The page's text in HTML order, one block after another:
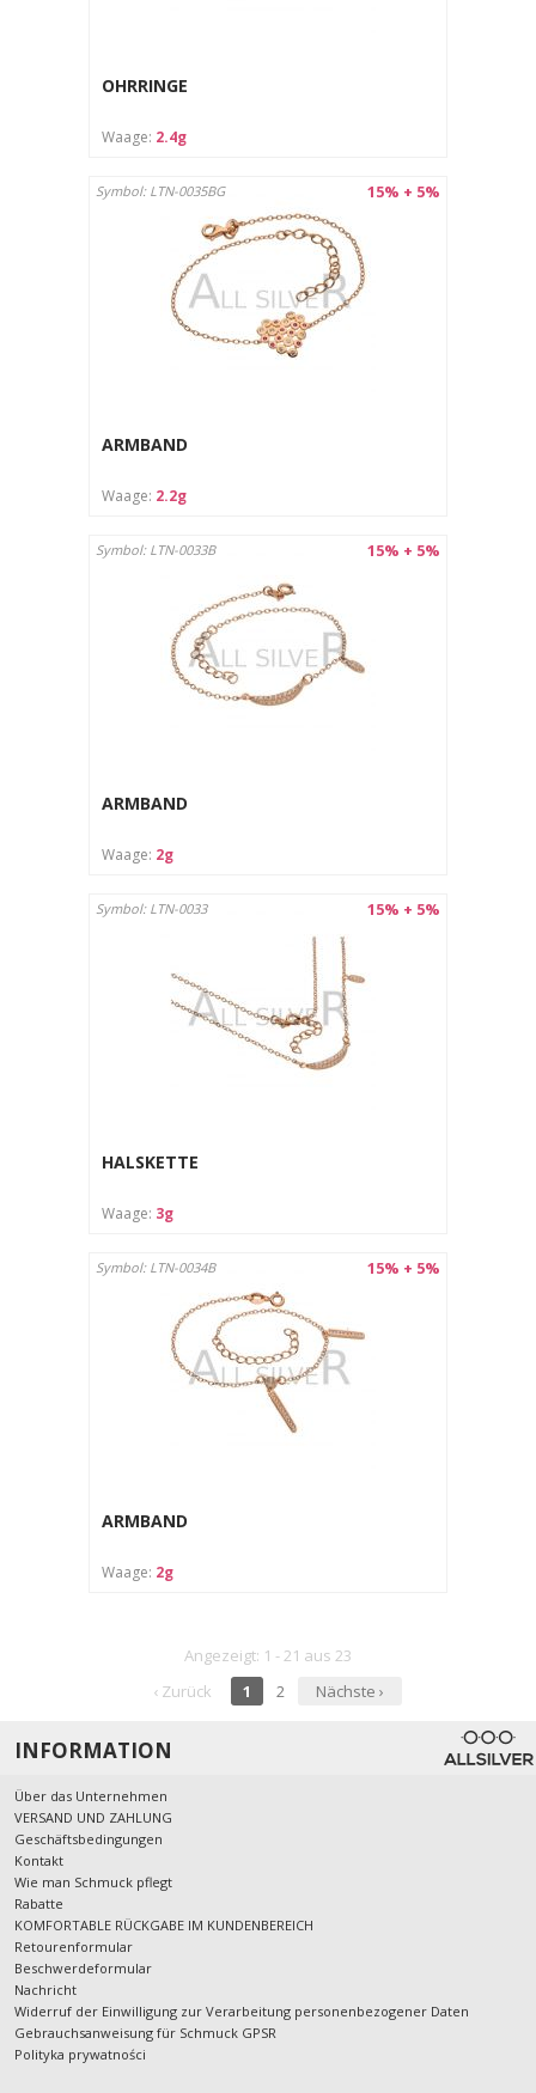
OHRRINGE
Waage: 2.4g
15% + 5%
Symbol: LTN-0035BG
ARMBAND
Waage: 2.2g
15% + 5%
Symbol: LTN-0033B
ARMBAND
Waage: 2g
15% + 5%
Symbol: LTN-0033
HALSKETTE
Waage: 3g
15% + 5%
Symbol: LTN-0034B
ARMBAND
Waage: 2g
Angezeigt: 1 - 21 aus 23
‹ Zurück
1 2 Nächste ›
INFORMATION
Über das Unternehmen
VERSAND UND ZAHLUNG
Geschäftsbedingungen
Kontakt
Wie man Schmuck pflegt
Rabatte
KOMFORTABLE RÜCKGABE IM KUNDENBEREICH
Retourenformular
Beschwerdeformular
Nachricht
Widerruf der Einwilligung zur Verarbeitung personenbezogener Daten
Gebrauchsanweisung für Schmuck GPSR
Polityka prywatności